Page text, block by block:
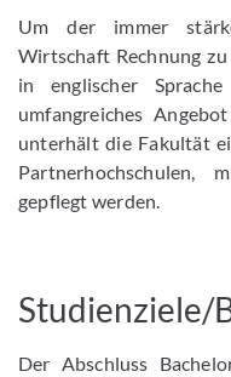
Um der immer
Wirtschaft Rechnung
in englischer
umfangreiches
unterhält die Fakultät
Partnerhochschulen,
gepflegt werden.
Studienziele/
Der Abschluss